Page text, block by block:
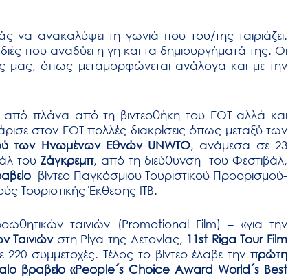
ανακαλύψει τη γωνιά που του/της ταιριάζει.
που αναδύει η γη και τα δημιουργήματά της. Οι
μας, όπως μεταμορφώνεται ανάλογα και με την
από πλάνα από τη βιντεοθήκη του ΕΟΤ αλλά και
στον ΕΟΤ πολλές διακρίσεις όπως μεταξύ των
των Ηνωμένων Εθνών UNWTO, ανάμεσα σε 23
του Ζάγκρεμπ, από τη διεύθυνση του Φεστιβάλ,
βίντεο Παγκόσμιου Τουριστικού Προορισμού-
Τουριστικής Έκθεσης ITB.
ταινιών (Promotional Film) – «για την
Ταινιώνστη Ρίγα της Λετονίας, 11st Riga Tour Film
συμμετοχές. Τέλος το βίντεο έλαβε τηνπρώτη
βραβείο «People´s Choice Award World´s Best